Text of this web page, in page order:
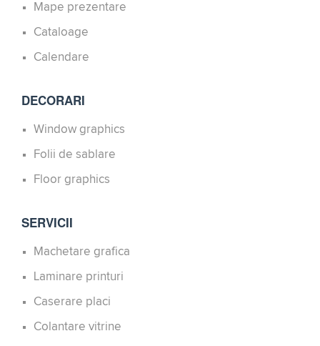
Mape prezentare
Cataloage
Calendare
DECORARI
Window graphics
Folii de sablare
Floor graphics
SERVICII
Machetare grafica
Laminare printuri
Caserare placi
Colantare vitrine